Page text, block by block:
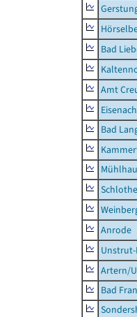
Bad
Amt
Bad
Anrode
Artern/
Bad